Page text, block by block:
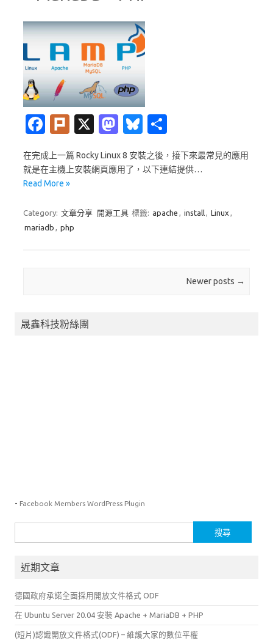
Fa
e
b
o
Pl
k
X
M
t
o
Bl
es
在完成上一篇 Rocky Linux 8 安裝之後，接下來最常見的應用
就是在主機上安裝網頁應用了，以下連結提供…
Read More »
Category: 文章分享 開源工具 標籤: apache , install, Linux ,
mariadb , php
Newer posts →
晟鑫科技粉絲團
- Facebook Members WordPress Plugin
尋
鍵近期文章
德國政府承諾全面採用開放文件格式 ODF
在 Ubuntu Server 20.04 安裝 Apache + MariaDB + PHP
(短片)認識開放文件格式(ODF) – 維護大家的數位平權